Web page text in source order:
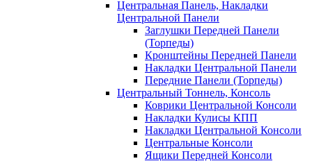
Центральная Панель, Накладки
Центральной Панели
Заглушки Передней Панели
(Торпеды)
Кронштейны Передней Панели
Накладки Центральной Панели
Передние Панели (Торпеды)
Центральный Тоннель, Консоль
Коврики Центральной Консоли
Накладки Кулисы КПП
Накладки Центральной Консоли
Центральные Консоли
Ящики Передней Консоли